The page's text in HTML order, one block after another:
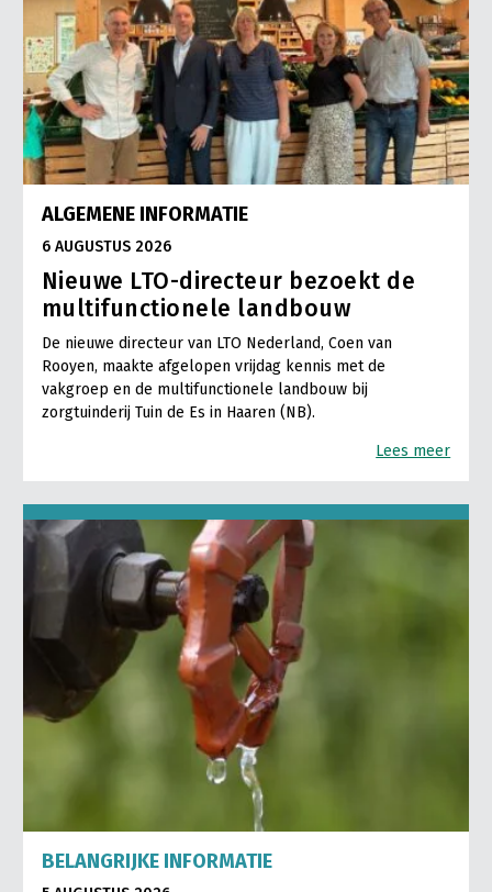
ALGEMENE INFORMATIE
6 AUGUSTUS 2026
Nieuwe LTO-directeur bezoekt de
multifunctionele landbouw
De nieuwe directeur van LTO Nederland, Coen van
Rooyen, maakte afgelopen vrijdag kennis met de
vakgroep en de multifunctionele landbouw bij
zorgtuinderij Tuin de Es in Haaren (NB).
Lees meer
BELANGRIJKE INFORMATIE